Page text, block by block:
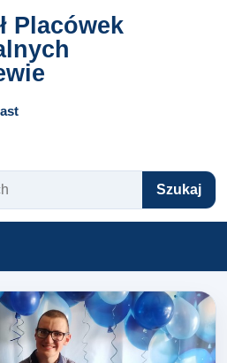
Placówek
Szukaj